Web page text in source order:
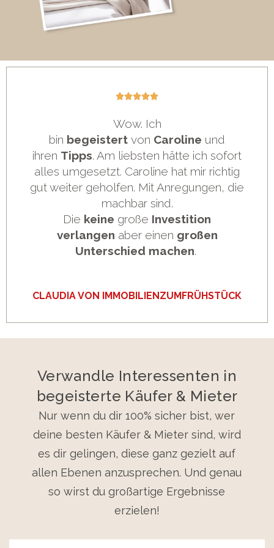
5/5
Wow. Ich
bin begeistert von Caroline und
ihren Tipps. Am liebsten hätte ich sofort
alles umgesetzt. Caroline hat mir richtig
gut weiter geholfen. Mit Anregungen, die
machbar sind.
Die keine große Investition
verlangen aber einen großen
Unterschied machen.
CLAUDIA VON IMMOBILIENZUMFRÜHSTÜCK
Verwandle Interessenten in
begeisterte Käufer & Mieter
Nur wenn du dir 100% sicher bist, wer
deine besten Käufer & Mieter sind, wird
es dir gelingen, diese ganz gezielt auf
allen Ebenen anzusprechen. Und genau
so wirst du großartige Ergebnisse
erzielen!